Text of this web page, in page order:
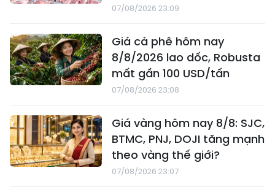
07/08/2026 23:09
Giá cà phê hôm nay
8/8/2026 lao dốc, Robusta
mất gần 100 USD/tấn
07/08/2026 23:08
Giá vàng hôm nay 8/8: SJC,
BTMC, PNJ, DOJI tăng mạnh
theo vàng thế giới?
07/08/2026 23:07